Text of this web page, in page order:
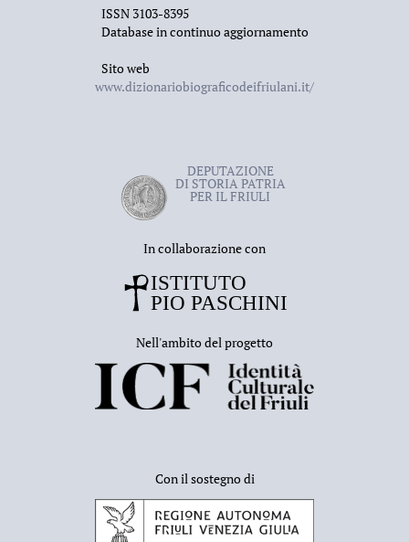
ISSN 3103-8395
Database in continuo aggiornamento
Sito web
www.dizionariobiograficodeifriulani.it/
DEPUTAZIONE
DI STORIA PATRIA
PER IL FRIULI
In collaborazione con
Nell'ambito del progetto
Con il sostegno di